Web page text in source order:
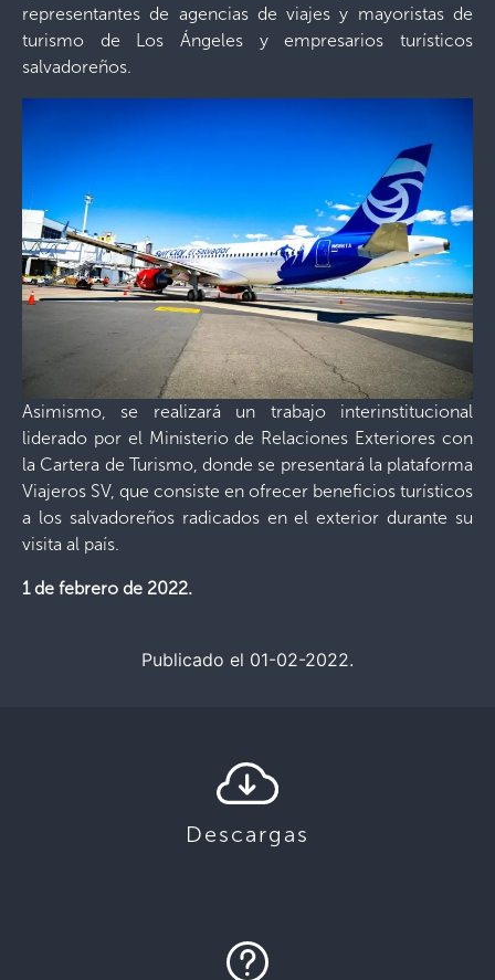
representantes de agencias de viajes y mayoristas de
turismo de Los Ángeles y empresarios turísticos
salvadoreños.
Asimismo, se realizará un trabajo interinstitucional
liderado por el Ministerio de Relaciones Exteriores con
la Cartera de Turismo, donde se presentará la plataforma
Viajeros SV, que consiste en ofrecer beneficios turísticos
a los salvadoreños radicados en el exterior durante su
visita al país.
1 de febrero de 2022.
Publicado el 01-02-2022.
Descargas